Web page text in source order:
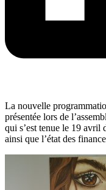
La nouvelle
présentée lors de
qui s’est tenue le 19 avril
ainsi que l’état des